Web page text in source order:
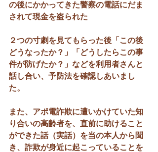
の後にかかってきた警察の電話にだま
されて現金を盗られた
２つの寸劇を見てもらった後「この後
どうなったか？」「どうしたらこの事
件が防げたか？」などを利用者さんと
話し合い、予防法を確認しあいまし
た。
また、アポ電詐欺に遭いかけていた知
り合いの高齢者を、直前に助けること
ができた話（実話）を当の本人から聞
き、詐欺が身近に起こっていることを